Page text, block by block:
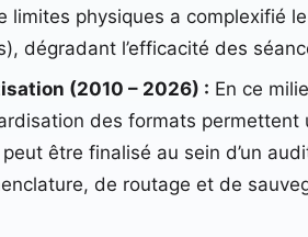
limites physiques a complexifié
dégradant l’efficacité des
(2010 – 2026) : En ce
des formats
être finalisé au sein d’un
de routage et de